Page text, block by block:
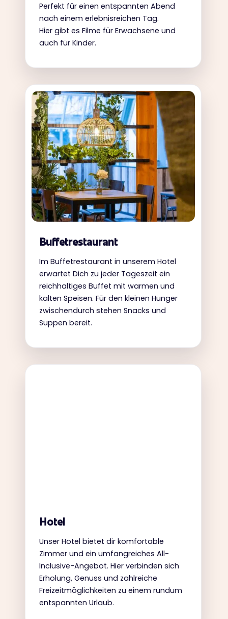
Perfekt für einen entspannten Abend
nach einem erlebnisreichen Tag.
Hier gibt es Filme für Erwachsene und
auch für Kinder.
Buffetrestaurant
Im Buffetrestaurant in unserem Hotel
erwartet Dich zu jeder Tageszeit ein
reichhaltiges Buffet mit warmen und
kalten Speisen. Für den kleinen Hunger
zwischendurch stehen Snacks und
Suppen bereit.
Hotel
Unser Hotel bietet dir komfortable
Zimmer und ein umfangreiches All-
Inclusive-Angebot. Hier verbinden sich
Erholung, Genuss und zahlreiche
Freizeitmöglichkeiten zu einem rundum
entspannten Urlaub.